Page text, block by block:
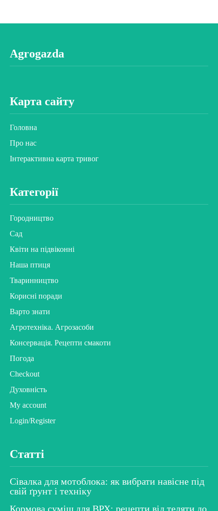
Agrogazda
Карта сайту
Головна
Про нас
Інтерактивна карта тривог
Категорії
Городництво
Сад
Квіти на підвіконні
Наша птиця
Тваринництво
Корисні поради
Варто знати
Агротехніка. Агрозасоби
Консервація. Рецепти смакоти
Погода
Checkout
Духовність
My account
Login/Register
Статті
Сівалка для мотоблока: як вибрати навісне під
свій ґрунт і техніку
Кормова суміш для ВРХ: рецепти від теляти до